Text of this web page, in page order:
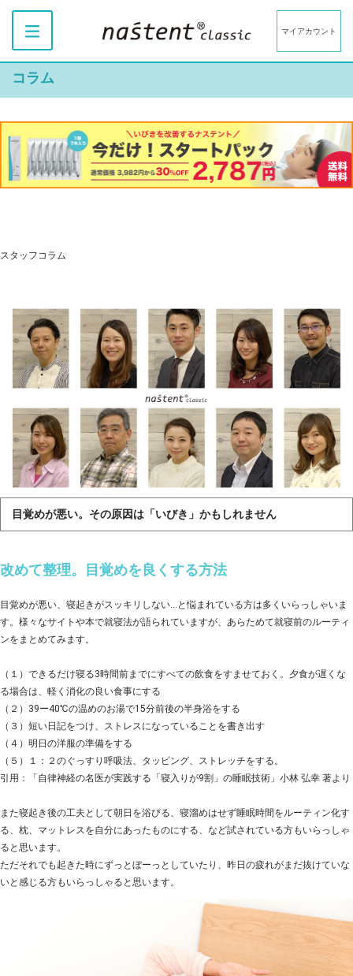
マイアカウント
コラム
スタッフコラム
目覚めが悪い。その原因は「いびき」かもしれません
改めて整理。目覚めを良くする方法
目覚めが悪い、寝起きがスッキリしない…と悩まれている方は多くいらっしゃいま
す。様々なサイトや本で就寝法が語られていますが、あらためて就寝前のルーティ
ンをまとめてみます。
（１）できるだけ寝る3時間前までにすべての飲食をすませておく。夕食が遅くな
る場合は、軽く消化の良い食事にする
（２）39ー40℃の温めのお湯で15分前後の半身浴をする
（３）短い日記をつけ、ストレスになっていることを書き出す
（４）明日の洋服の準備をする
（５）１：２のぐっすり呼吸法、タッピング、ストレッチをする。
引用：「自律神経の名医が実践する「寝入りが9割」の睡眠技術」小林 弘幸 著より
また寝起き後の工夫として朝日を浴びる、寝溜めはせず睡眠時間をルーティン化す
る、枕、マットレスを自分にあったものにする、など試されている方もいらっしゃ
ると思います。
ただそれでも起きた時にずっとぼーっとしていたり、昨日の疲れがまだ抜けていな
いと感じる方もいらっしゃると思います。